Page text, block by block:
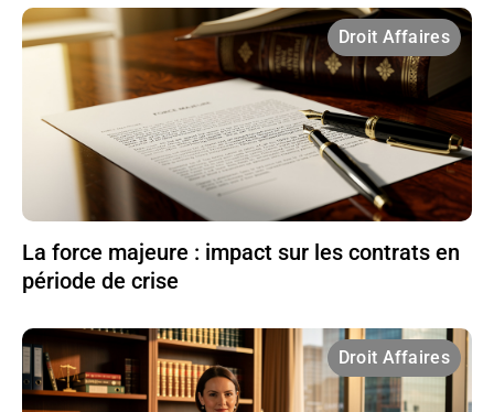
Droit Affaires
La force majeure : impact sur les contrats en
période de crise
Droit Affaires